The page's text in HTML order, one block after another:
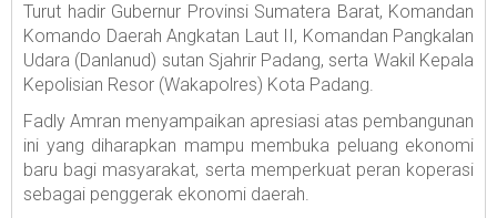
Turut hadir Gubernur Provinsi Sumatera Barat, Komandan
Komando Daerah Angkatan Laut II, Komandan Pangkalan
Udara (Danlanud) sutan Sjahrir Padang, serta Wakil Kepala
Kepolisian Resor (Wakapolres) Kota Padang.
Fadly Amran menyampaikan apresiasi atas pembangunan
ini yang diharapkan mampu membuka peluang ekonomi
baru bagi masyarakat, serta memperkuat peran koperasi
sebagai penggerak ekonomi daerah.